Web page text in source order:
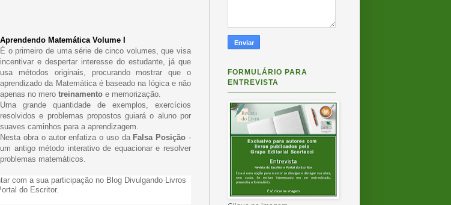
Aprendendo Matemática Volume I
É o primeiro de uma série de cinco volumes, que visa
incentivar e despertar interesse do estudante, já que
usa métodos originais, procurando mostrar que o
aprendizado da Matemática é baseado na lógica e não
apenas no merotreinamento e memorização.
Uma grande quantidade de exemplos, exercícios
resolvidos e problemas propostos guiará o aluno por
suaves caminhos para a aprendizagem.
Nesta obra o autor enfatiza o uso da Falsa Posição -
um antigo método interativo de equacionar e resolver
problemas matemáticos.
com a sua participação no Blog Divulgando Livros
do Escritor.
FORMULÁRIO PARA
ENTREVISTA